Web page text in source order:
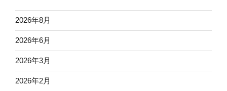
2026年8月
2026年6月
2026年3月
2026年2月